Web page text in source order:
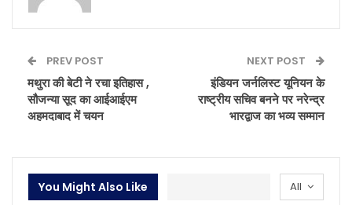
PREV POST
मथुरा की बेटी ने रचा इतिहास ,
सौजन्या सूद का आईआईएम
अहमदाबाद में चयन
NEXT POST
इंडियन जर्नलिस्ट यूनियन के
राष्ट्रीय सचिव बनने पर नरेन्द्र
भारद्वाज का भव्य सम्मान
All
You Might Also Like